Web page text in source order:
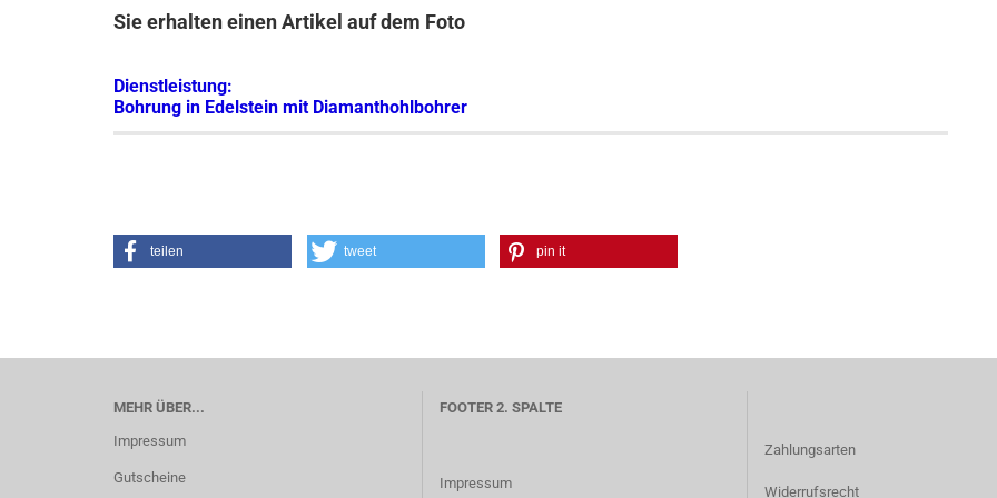
Sie erhalten einen Artikel auf dem Foto
Dienstleistung:
Bohrung in Edelstein mit Diamanthohlbohrer
teilen tweet pin it
MEHR ÜBER...
Impressum
Gutscheine
FOOTER 2. SPALTE
Impressum
Zahlungsarten
Widerrufsrecht